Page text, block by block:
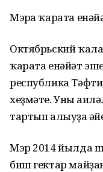
Мэрға ҡарата
Октябрьский
ҡарата енәйәт эше
республика
хеҙмәте. Уны
тартып алыуҙа
Мэр 2014 йылда
биш гектар